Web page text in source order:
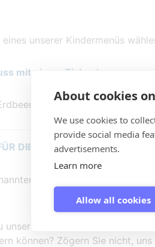
unserer Kindermenüs
mit einem Eisbecher.
und Sahne
DIESES ARRANGEMENT
Teilen kann das
unserem Angebot oder
können? Zögern Sie nicht,
About cookies
We use cookies to
provide social media
advertisements.
Learn more
Allow all cookies